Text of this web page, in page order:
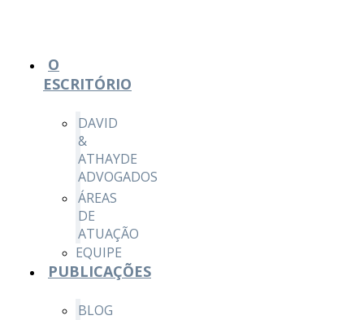
O
ESCRITÓRIO
DAVID
&
ATHAYDE
ADVOGADOS
ÁREAS
DE
ATUAÇÃO
EQUIPE
PUBLICAÇÕES
BLOG